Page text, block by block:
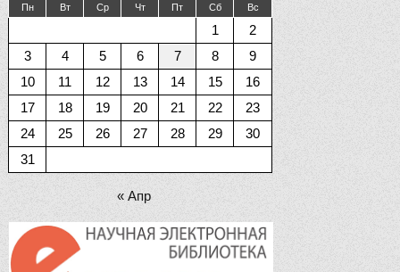
Пн Вт Ср Чт Пт Сб Вс
1
2
3
4 5 6 7 8
9
10
11 12 13 14 15
16
17
18 19 20 21 22
23
24
25 26 27 28 29
30
31
« Апр